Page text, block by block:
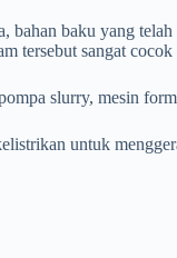
bahan baku yang
tersebut sangat
slurry, mesin
untuk